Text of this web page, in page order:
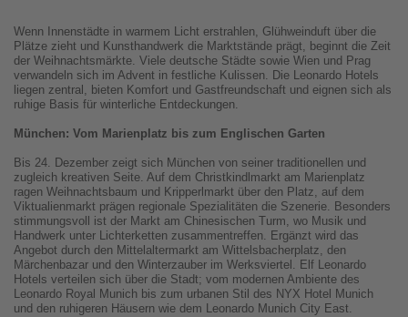
Wenn Innenstädte in warmem Licht erstrahlen, Glühweinduft über die
Plätze zieht und Kunsthandwerk die Marktstände prägt, beginnt die Zeit
der Weihnachtsmärkte. Viele deutsche Städte sowie Wien und Prag
verwandeln sich im Advent in festliche Kulissen. Die Leonardo Hotels
liegen zentral, bieten Komfort und Gastfreundschaft und eignen sich als
ruhige Basis für winterliche Entdeckungen.
München: Vom Marienplatz bis zum Englischen Garten
Bis 24. Dezember zeigt sich München von seiner traditionellen und
zugleich kreativen Seite. Auf dem Christkindlmarkt am Marienplatz
ragen Weihnachtsbaum und Kripperlmarkt über den Platz, auf dem
Viktualienmarkt prägen regionale Spezialitäten die Szenerie. Besonders
stimmungsvoll ist der Markt am Chinesischen Turm, wo Musik und
Handwerk unter Lichterketten zusammentreffen. Ergänzt wird das
Angebot durch den Mittelaltermarkt am Wittelsbacherplatz, den
Märchenbazar und den Winterzauber im Werksviertel. Elf Leonardo
Hotels verteilen sich über die Stadt; vom modernen Ambiente des
Leonardo Royal Munich bis zum urbanen Stil des NYX Hotel Munich
und den ruhigeren Häusern wie dem Leonardo Munich City East.